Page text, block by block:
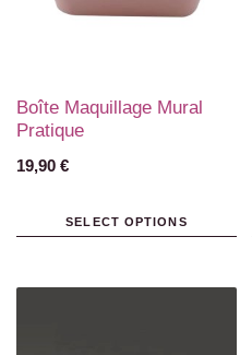
Boîte Maquillage Mural
Pratique
19,90 €
SELECT OPTIONS